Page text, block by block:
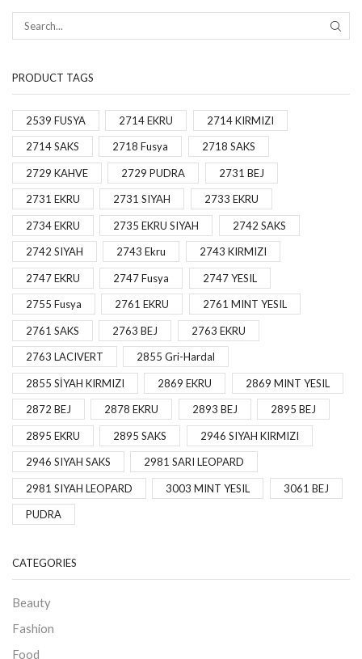
PRODUCT TAGS
2539 FUSYA 2714 EKRU 2714 KIRMIZI
2714 SAKS 2718 Fusya 2718 SAKS
2729 KAHVE 2729 PUDRA 2731 BEJ
2731 EKRU 2731 SIYAH 2733 EKRU
2734 EKRU 2735 EKRU SIYAH 2742 SAKS
2742 SIYAH 2743 Ekru 2743 KIRMIZI
2747 EKRU 2747 Fusya 2747 YESIL
2755 Fusya 2761 EKRU 2761 MINT YESIL
2761 SAKS 2763 BEJ 2763 EKRU
2763 LACIVERT 2855 Gri-Hardal
2855 SİYAH KIRMIZI 2869 EKRU 2869 MINT YESIL
2872 BEJ 2878 EKRU 2893 BEJ 2895 BEJ
2895 EKRU 2895 SAKS 2946 SIYAH KIRMIZI
2946 SIYAH SAKS 2981 SARI LEOPARD
2981 SIYAH LEOPARD 3003 MINT YESIL 3061 BEJ
PUDRA
CATEGORIES
Beauty
Fashion
Food